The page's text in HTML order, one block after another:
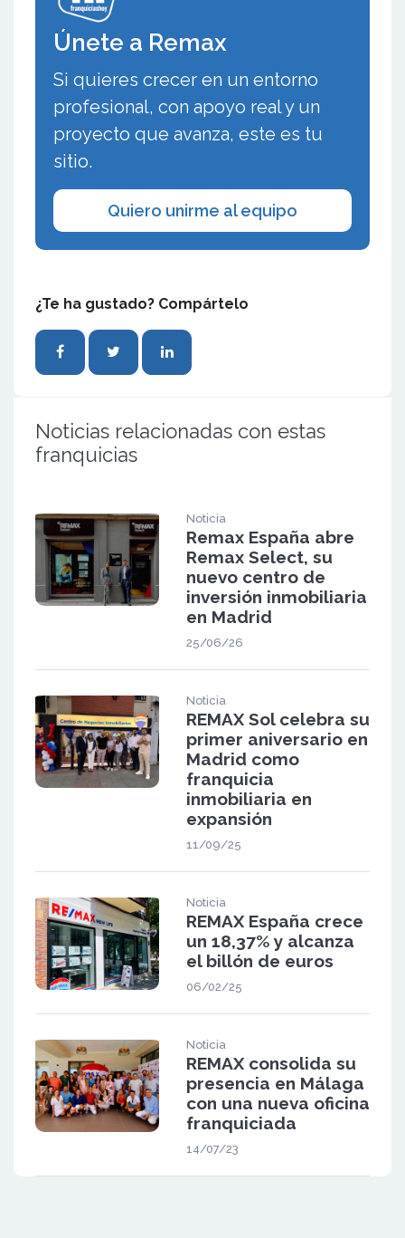
Únete a Remax
Si quieres crecer en un entorno
profesional, con apoyo real y un
proyecto que avanza, este es tu
sitio.
Quiero unirme al equipo
¿Te ha gustado? Compártelo
Noticias relacionadas con estas
franquicias
Noticia
Remax España abre
Remax Select, su
nuevo centro de
inversión inmobiliaria
en Madrid
25/06/26
Noticia
REMAX Sol celebra su
primer aniversario en
Madrid como
franquicia
inmobiliaria en
expansión
11/09/25
Noticia
REMAX España crece
un 18,37% y alcanza
el billón de euros
06/02/25
Noticia
REMAX consolida su
presencia en Málaga
con una nueva oficina
franquiciada
14/07/23